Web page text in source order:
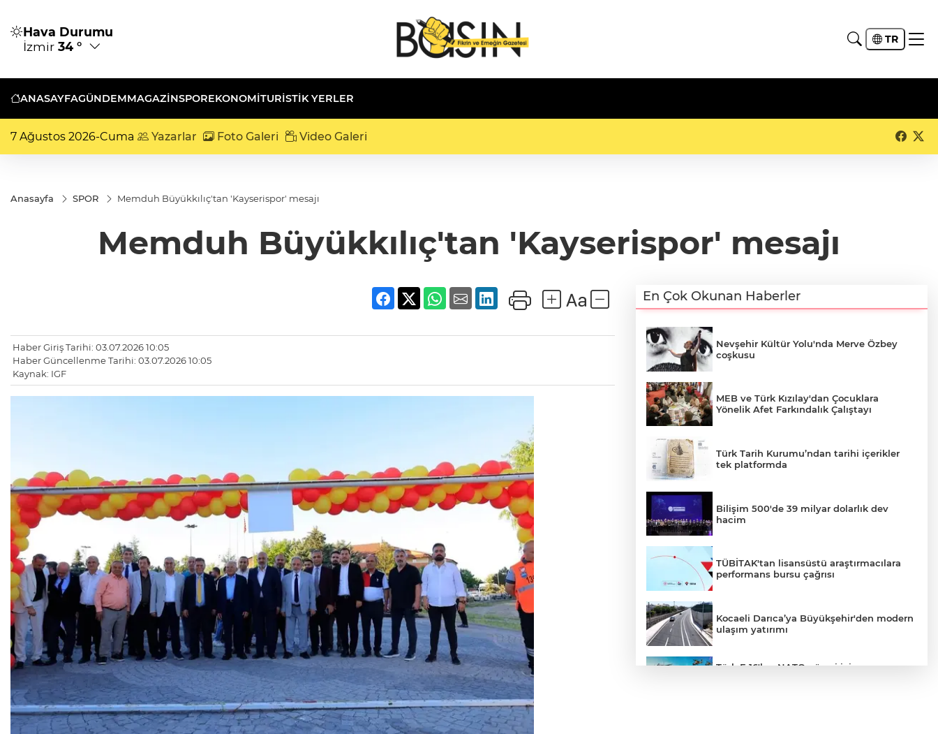
Hava Durumu
İzmir 34 ° TR
ANASAYFAGÜNDEMMAGAZİNSPOREKONOMİTURISTIK YERLER
7 Ağustos 2026-Cuma Yazarlar Foto Galeri Video Galeri
Anasayfa SPOR Memduh Büyükkılıç'tan 'Kayserispor' mesajı
Memduh Büyükkılıç'tan 'Kayserispor' mesajı
Haber Giriş Tarihi: 03.07.2026 10:05
Haber Güncellenme Tarihi: 03.07.2026 10:05
Kaynak: IGF
En Çok Okunan Haberler
Nevşehir Kültür Yolu'nda Merve Özbey
coşkusu
MEB ve Türk Kızılay'dan Çocuklara
Yönelik Afet Farkındalık Çalıştayı
Türk Tarih Kurumu’ndan tarihi içerikler
tek platformda
Bilişim 500'de 39 milyar dolarlık dev
hacim
TÜBİTAK'tan lisansüstü araştırmacılara
performans bursu çağrısı
Kocaeli Darıca’ya Büyükşehir'den modern
ulaşım yatırımı
Türk F-16'ları NATO görevi için